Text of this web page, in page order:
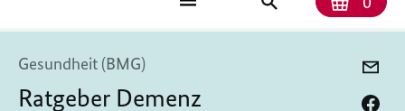
Gesundheit (BMG)
Ratgeber Demenz